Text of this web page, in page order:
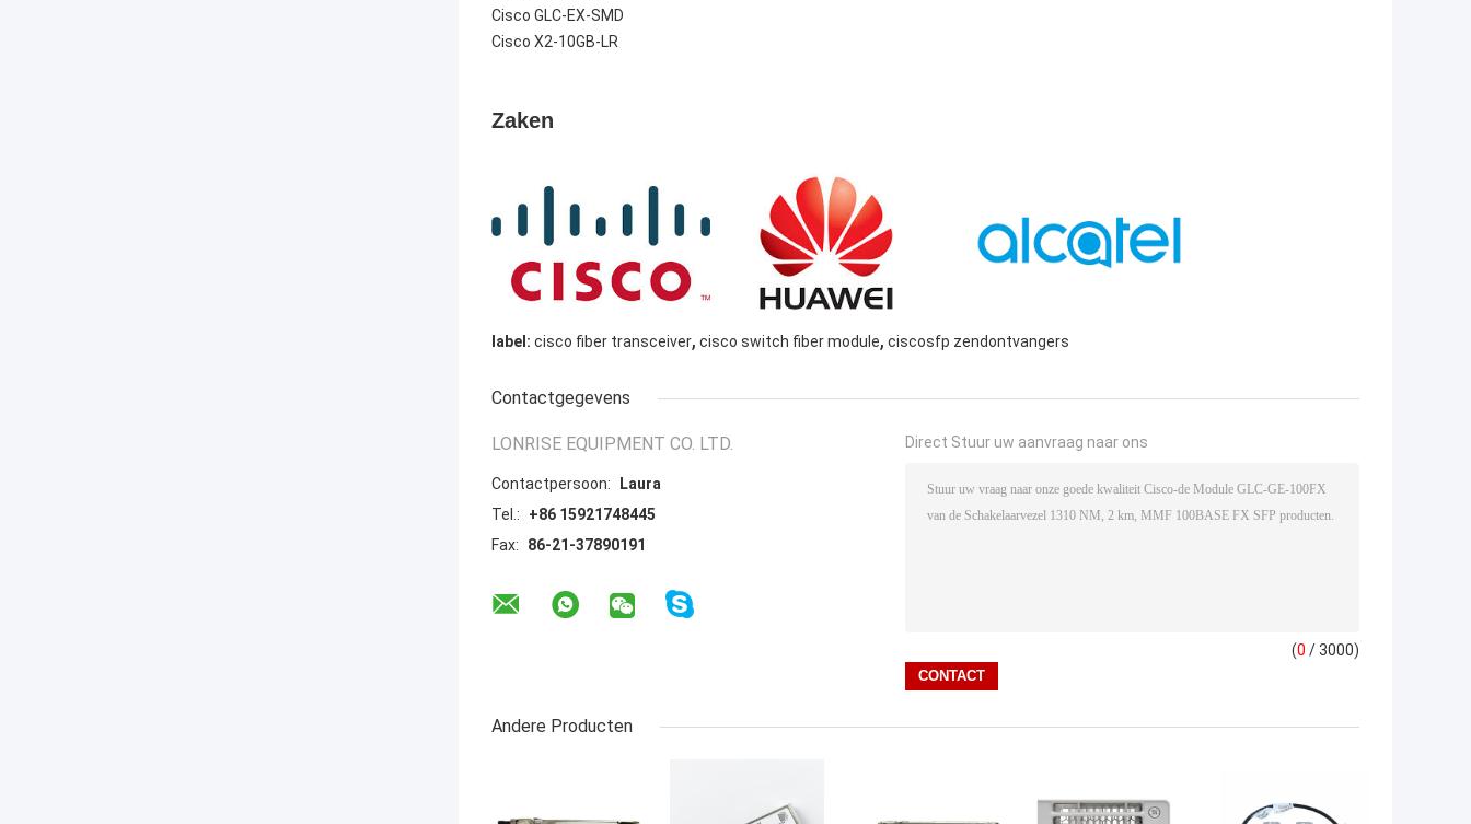
Cisco GLC-EX-SMD
Cisco X2-10GB-LR
Zaken
label: cisco fiber transceiver, cisco switch fiber module, ciscosfp zendontvangers
Contactgegevens
LONRISE EQUIPMENT CO. LTD.
Contactpersoon:
Laura
Tel.:
+86 15921748445
Fax:
86-21-37890191
Direct Stuur uw aanvraag naar ons
(0 / 3000)
Andere Producten